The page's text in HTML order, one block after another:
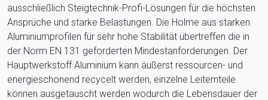
ausschließlich Steigtechnik-Profi-Lösungen für die höchsten
Ansprüche und starke Belastungen. Die Holme aus starken
Aluminiumprofilen für sehr hohe Stabilität übertreffen die in
der Norm EN 131 geforderten Mindestanforderungen. Der
Hauptwerkstoff Aluminium kann äußerst ressourcen- und
energieschonend recycelt werden, einzelne Leiternteile
können ausgetauscht werden wodurch die Lebensdauer der